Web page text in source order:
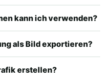
kann ich verwenden?
als Bild exportieren?
erstellen?